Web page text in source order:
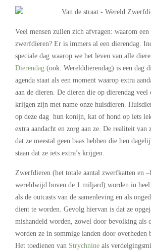
Veel mensen zullen zich afvragen: waarom
zwerfdieren? Er is immers al een dierendag.
speciale dag waarop we het leven van alle
Dierendag (ook: Werelddierendag) is een dag
agenda staat als een moment waarop extra
aan de dieren. De dieren die op dierendag veel
krijgen zijn met name onze huisdieren.
op deze dag hun konijn, kat of hond op iets
extra aandacht en zorg aan ze. De realiteit van
dat ze meestal geen baas hebben die hen
staan dat ze iets extra’s krijgen.
Zwerfdieren (het totale aantal zwerfkatten en
wereldwijd boven de 1 miljard) worden in heel
als de outcasts van de samenleving en als
dient te worden. Gevolg hiervan is dat ze
mishandeld worden, zowel door bevolking als
worden ze in sommige landen door overheden
Het toedienen van Strychnine als